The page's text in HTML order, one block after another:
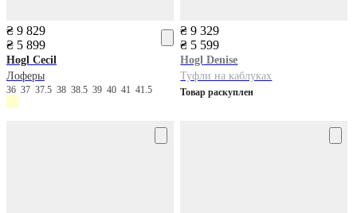
₴ 9 829
₴ 5 899
Hogl Cecil
Лоферы
36 37 37.5 38 38.5 39 40 41 41.5
₴ 9 329
₴ 5 599
Hogl Denise
Туфли на каблуках
Товар раскуплен